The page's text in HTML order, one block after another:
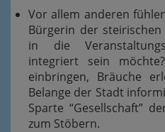
Vor allem anderen
Bürgerin der
in die
integriert sein
einbringen, Bräuche
Belange der Stadt
Sparte “Gesellschaft”
zum Stöbern.